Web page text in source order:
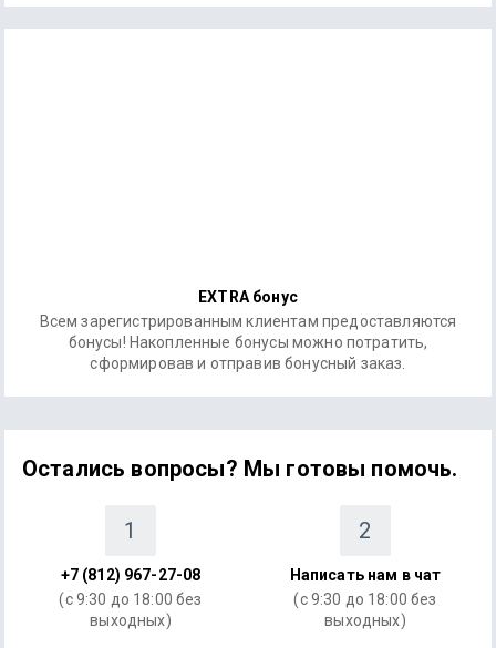
EXTRA бонус
Всем зарегистрированным клиентам предоставляются
бонусы! Накопленные бонусы можно потратить,
сформировав и отправив бонусный заказ.
Остались вопросы? Мы готовы помочь.
1
+7 (812) 967-27-08
(с 9:30 до 18:00 без
выходных)
2
Написать нам в чат
(с 9:30 до 18:00 без
выходных)